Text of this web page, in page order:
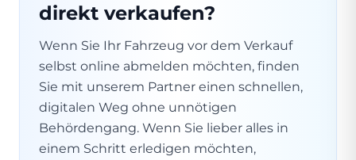
direkt verkaufen?
Wenn Sie Ihr Fahrzeug vor dem Verkauf
selbst online abmelden möchten, finden
Sie mit unserem Partner einen schnellen,
digitalen Weg ohne unnötigen
Behördengang. Wenn Sie lieber alles in
einem Schritt erledigen möchten,